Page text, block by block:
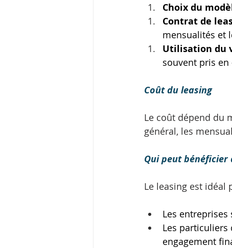
Choix du
Contrat de
mensualités et
Utilisation du
souvent pris
Coût du leasing
Le coût dépend du
général, les
Qui peut bénéficier
Le leasing est idéal
Les
Les
engagement